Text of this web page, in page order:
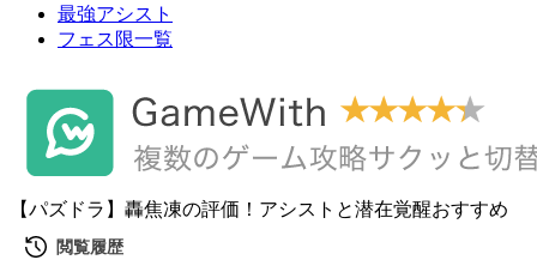
最強アシスト
フェス限一覧
【パズドラ】轟焦凍の評価！アシストと潜在覚醒おすすめ